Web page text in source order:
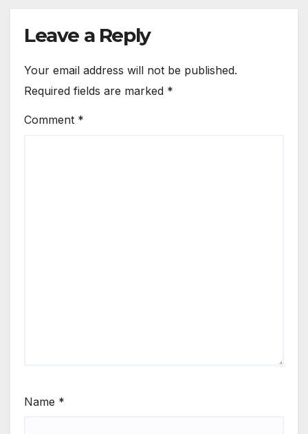
Leave a Reply
Your email address will not be published.
Required fields are marked *
Comment *
Name *